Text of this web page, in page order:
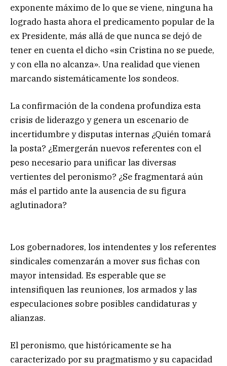
exponente máximo de lo que se viene, ninguna ha
logrado hasta ahora el predicamento popular de la
ex Presidente, más allá de que nunca se dejó de
tener en cuenta el dicho «sin Cristina no se puede,
y con ella no alcanza». Una realidad que vienen
marcando sistemáticamente los sondeos.
La confirmación de la condena profundiza esta
crisis de liderazgo y genera un escenario de
incertidumbre y disputas internas ¿Quién tomará
la posta? ¿Emergerán nuevos referentes con el
peso necesario para unificar las diversas
vertientes del peronismo? ¿Se fragmentará aún
más el partido ante la ausencia de su figura
aglutinadora?
Los gobernadores, los intendentes y los referentes
sindicales comenzarán a mover sus fichas con
mayor intensidad. Es esperable que se
intensifiquen las reuniones, los armados y las
especulaciones sobre posibles candidaturas y
alianzas.
El peronismo, que históricamente se ha
caracterizado por su pragmatismo y su capacidad